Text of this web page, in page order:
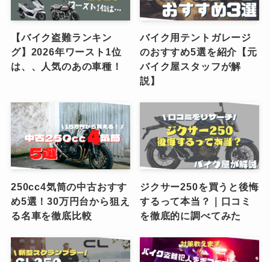
【バイク盗難ランキン
グ】2026年ワースト1位
は、、人気のあの車種！
バイク用テントガレージ
のおすすめ5選を紹介【元
バイク屋スタッフが解
説】
250cc4気筒の中古おすす
め5選！30万円台から狙え
る名車を徹底比較
ジクサー250を買うと後悔
するって本当？｜口コミ
を徹底的に調べてみた